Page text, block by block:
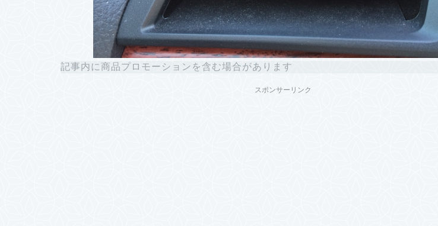
記事内に商品プロモーションを含む場合があります
スポンサーリンク